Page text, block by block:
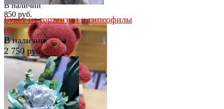
избранное сравнить
В наличии
850 руб.
Букет из гортензии и гипсофилы
(0)
В наличии
2 750 руб.